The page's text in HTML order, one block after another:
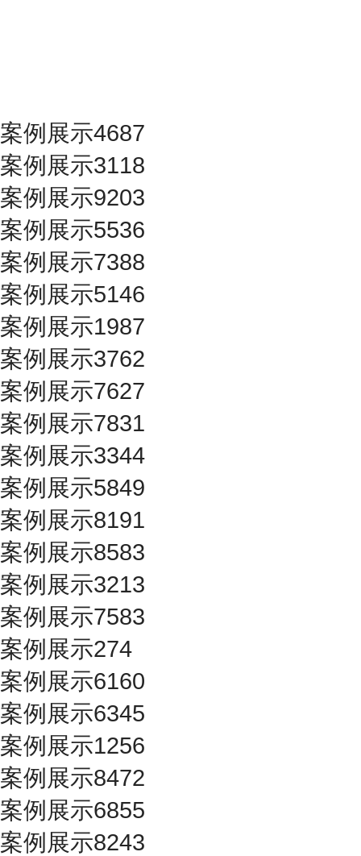
案例展示4687
案例展示3118
案例展示9203
案例展示5536
案例展示7388
案例展示5146
案例展示1987
案例展示3762
案例展示7627
案例展示7831
案例展示3344
案例展示5849
案例展示8191
案例展示8583
案例展示3213
案例展示7583
案例展示274
案例展示6160
案例展示6345
案例展示1256
案例展示8472
案例展示6855
案例展示8243